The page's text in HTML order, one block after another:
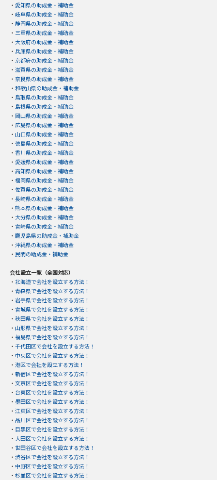
・ 愛知県の助成金・補助金
・ 岐阜県の助成金・補助金
・ 静岡県の助成金・補助金
・ 三重県の助成金・補助金
・ 大阪府の助成金・補助金
・ 兵庫県の助成金・補助金
・ 京都府の助成金・補助金
・ 滋賀県の助成金・補助金
・ 奈良県の助成金・補助金
・ 和歌山県の助成金・補助金
・ 鳥取県の助成金・補助金
・ 島根県の助成金・補助金
・ 岡山県の助成金・補助金
・ 広島県の助成金・補助金
・ 山口県の助成金・補助金
・ 徳島県の助成金・補助金
・ 香川県の助成金・補助金
・ 愛媛県の助成金・補助金
・ 高知県の助成金・補助金
・ 福岡県の助成金・補助金
・ 佐賀県の助成金・補助金
・ 長崎県の助成金・補助金
・ 熊本県の助成金・補助金
・ 大分県の助成金・補助金
・ 宮崎県の助成金・補助金
・ 鹿児島県の助成金・補助金
・ 沖縄県の助成金・補助金
・ 民間の助成金・補助金
会社設立一覧（全国対応）
・ 北海道で会社を設立する方法！
・ 青森県で会社を設立する方法！
・ 岩手県で会社を設立する方法！
・ 宮城県で会社を設立する方法！
・ 秋田県で会社を設立する方法！
・ 山形県で会社を設立する方法！
・ 福島県で会社を設立する方法！
・ 千代田区で会社を設立する方法！
・ 中央区で会社を設立する方法！
・ 港区で会社を設立する方法！
・ 新宿区で会社を設立する方法！
・ 文京区で会社を設立する方法！
・ 台東区で会社を設立する方法！
・ 墨田区で会社を設立する方法！
・ 江東区で会社を設立する方法！
・ 品川区で会社を設立する方法！
・ 目黒区で会社を設立する方法！
・ 大田区で会社を設立する方法！
・ 世田谷区で会社を設立する方法！
・ 渋谷区で会社を設立する方法！
・ 中野区で会社を設立する方法！
・ 杉並区で会社を設立する方法！